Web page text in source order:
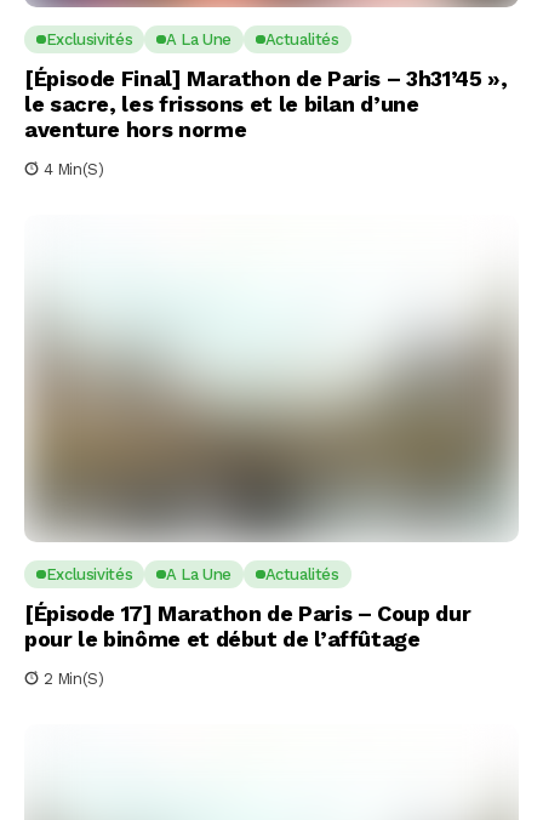
Exclusivités A La Une Actualités
[Épisode Final] Marathon de Paris – 3h31’45 »,
le sacre, les frissons et le bilan d’une
aventure hors norme
4 Min(s)
Exclusivités A La Une Actualités
[Épisode 17] Marathon de Paris – Coup dur
pour le binôme et début de l’affûtage
2 Min(s)